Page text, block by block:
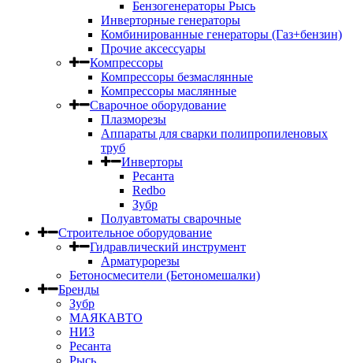
Бензогенераторы Рысь
Инверторные генераторы
Комбинированные генераторы (Газ+бензин)
Прочие аксессуары
Компрессоры
Компрессоры безмаслянные
Компрессоры маслянные
Сварочное оборудование
Плазморезы
Аппараты для сварки полипропиленовых
труб
Инверторы
Ресанта
Redbo
Зубр
Полуавтоматы сварочные
Строительное оборудование
Гидравлический инструмент
Арматурорезы
Бетоносмесители (Бетономешалки)
Бренды
Зубр
МАЯКАВТО
НИЗ
Ресанта
Рысь